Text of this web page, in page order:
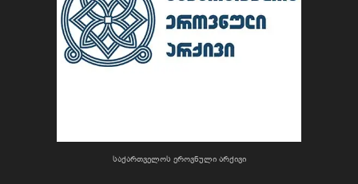
საქართველოს ეროვნული არქივი